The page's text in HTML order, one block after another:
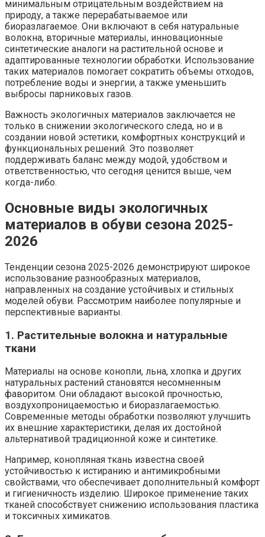
минимальным отрицательным воздействием на
природу, а также перерабатываемое или
биоразлагаемое. Они включают в себя натуральные
волокна, вторичные материалы, инновационные
синтетические аналоги на растительной основе и
адаптированные технологии обработки. Использование
таких материалов помогает сократить объемы отходов,
потребление воды и энергии, а также уменьшить
выбросы парниковых газов.
Важность экологичных материалов заключается не
только в снижении экологического следа, но и в
создании новой эстетики, комфортных конструкций и
функциональных решений. Это позволяет
поддерживать баланс между модой, удобством и
ответственностью, что сегодня ценится выше, чем
когда-либо.
Основные виды экологичных
материалов в обуви сезона 2025-
2026
Тенденции сезона 2025-2026 демонстрируют широкое
использование разнообразных материалов,
направленных на создание устойчивых и стильных
моделей обуви. Рассмотрим наиболее популярные и
перспективные варианты.
1. Растительные волокна и натуральные
ткани
Материалы на основе конопли, льна, хлопка и других
натуральных растений становятся несомненным
фаворитом. Они обладают высокой прочностью,
воздухопроницаемостью и биоразлагаемостью.
Современные методы обработки позволяют улучшить
их внешние характеристики, делая их достойной
альтернативой традиционной коже и синтетике.
Например, конопляная ткань известна своей
устойчивостью к истиранию и антимикробными
свойствами, что обеспечивает дополнительный комфорт
и гигиеничность изделию. Широкое применение таких
тканей способствует снижению использования пластика
и токсичных химикатов.